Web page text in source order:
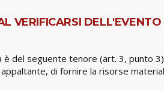
VERIFICARSI
del seguente tenore (art. 3, punto
di fornire la risorse